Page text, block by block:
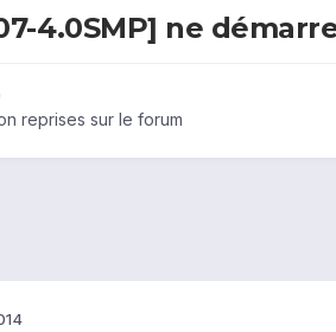
4.0SMP] ne
reprises sur le forum